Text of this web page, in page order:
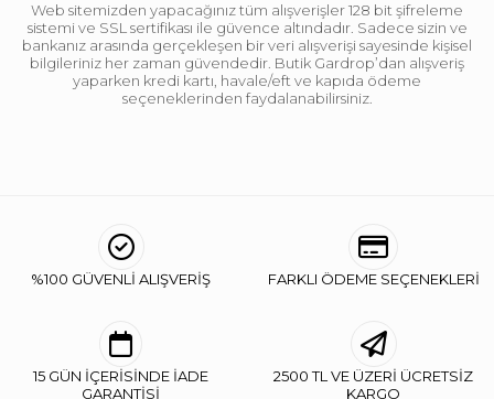
Web sitemizden yapacağınız tüm alışverişler 128 bit şifreleme
sistemi ve SSL sertifikası ile güvence altındadır. Sadece sizin ve
bankanız arasında gerçekleşen bir veri alışverişi sayesinde kişisel
bilgileriniz her zaman güvendedir. Butik Gardrop’dan alışveriş
yaparken kredi kartı, havale/eft ve kapıda ödeme
seçeneklerinden faydalanabilirsiniz.
%100 GÜVENLİ ALIŞVERİŞ FARKLI ÖDEME SEÇENEKLERİ
15 GÜN İÇERİSİNDE İADE
GARANTİSİ
2500 TL VE ÜZERİ ÜCRETSİZ
KARGO